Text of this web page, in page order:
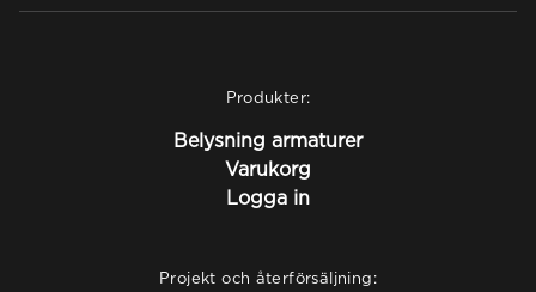
Produkter:
Belysning armaturer
Varukorg
Logga in
Projekt och återförsäljning: